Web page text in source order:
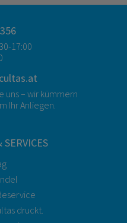
17:00
uns – wir kümmern
Ihr Anliegen.
druckt.